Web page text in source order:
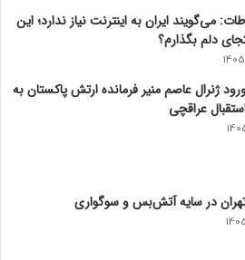
می‌گویند ایران به اینترنت نیاز ندارد؛ این
دلم بگذارم؟
ژنرال عاصم منیر فرمانده ارتش پاکستان به
عراقچی
تهران در سایه آتش‌بس و سوگواری